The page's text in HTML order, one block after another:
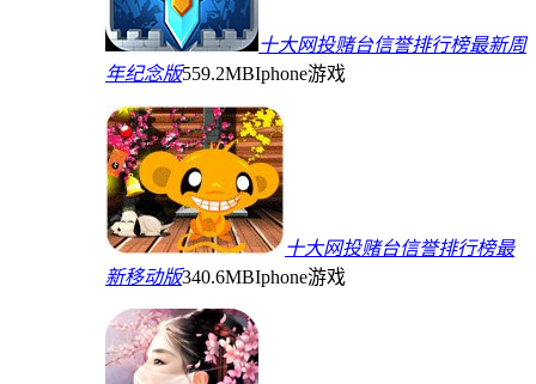
十大网投赌台信誉排行榜最新周
年纪念版559.2MBIphone游戏
十大网投赌台信誉排行榜最
新移动版340.6MBIphone游戏